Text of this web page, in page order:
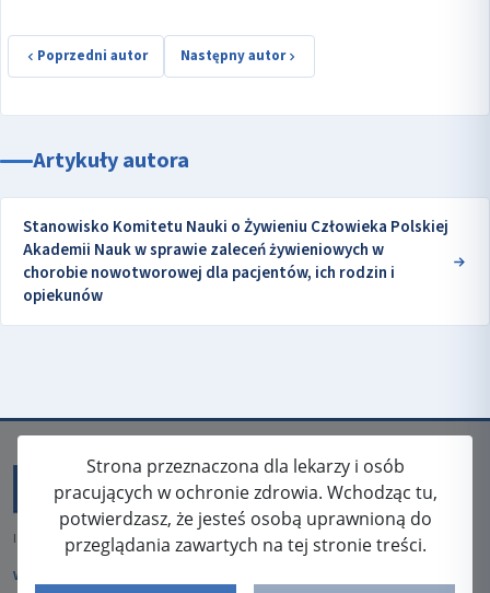
Poprzedni autor Następny autor
Artykuły autora
Stanowisko Komitetu Nauki o Żywieniu Człowieka Polskiej
Akademii Nauk w sprawie zaleceń żywieniowych w
chorobie nowotworowej dla pacjentów, ich rodzin i
opiekunów
Strona przeznaczona dla lekarzy i osób
pracujących w ochronie zdrowia. Wchodząc tu,
potwierdzasz, że jesteś osobą uprawnioną do
przeglądania zawartych na tej stronie treści.
ISSN: 2080-5438
WYDAWCA